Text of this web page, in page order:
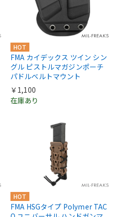
HOT
FMA カイデックス ツイン シン
グル ピストルマガジンポーチ
パドルベルトマウント
￥1,100
在庫あり
HOT
FMA HSGタイプ Polymer TAC